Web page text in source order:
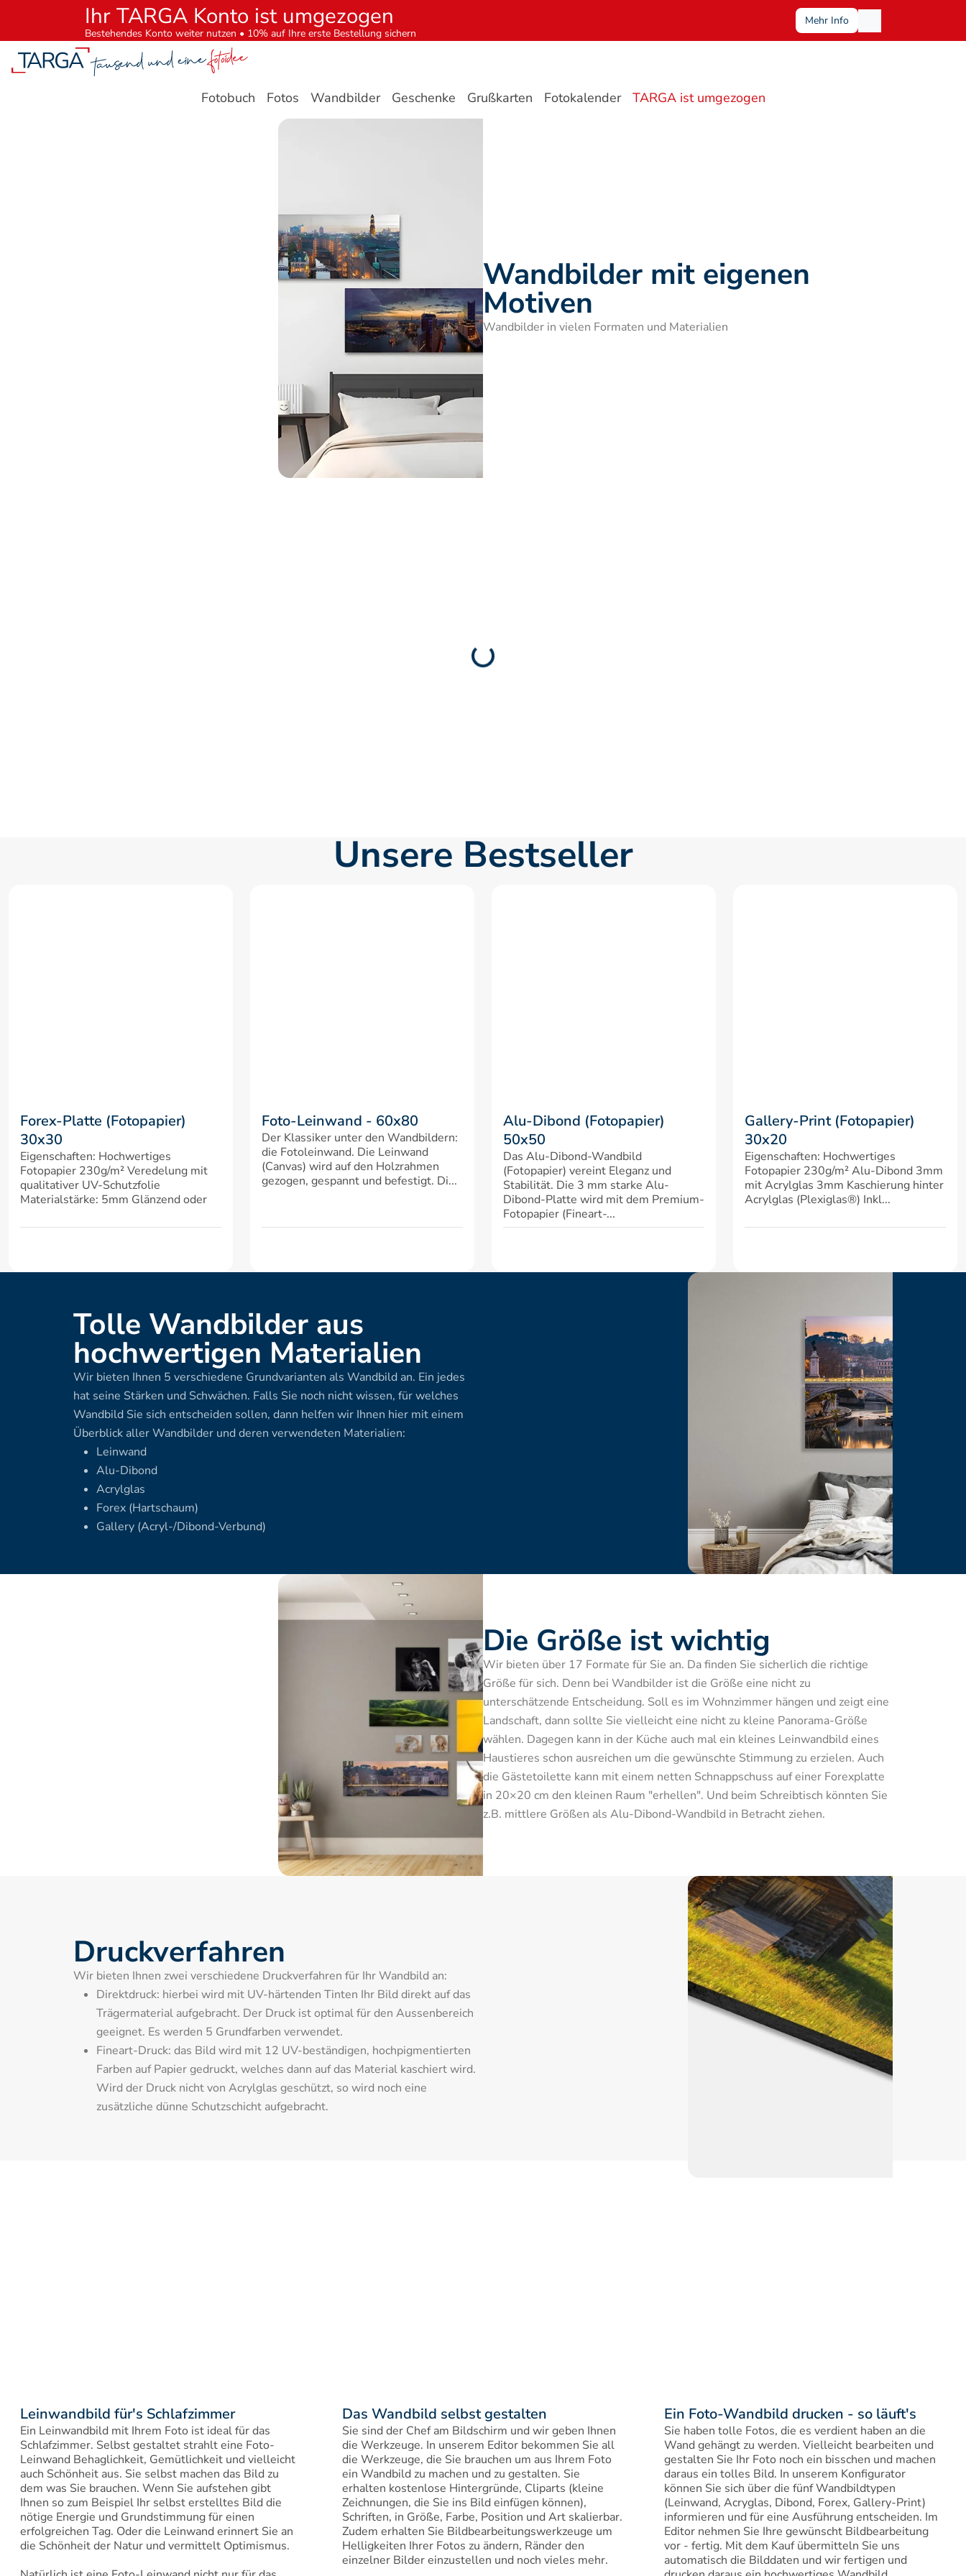
Ihr TARGA Konto ist umgezogen
Bestehendes Konto weiter nutzen • 10% auf Ihre erste Bestellung sichern
Mehr Info
Fotobuch Fotos Wandbilder Geschenke Grußkarten Fotokalender TARGA ist umgezogen
Wandbilder mit eigenen
Motiven
Wandbilder in vielen Formaten und Materialien
Unsere Bestseller
Forex-Platte (Fotopapier)
30x30
Eigenschaften: Hochwertiges
Fotopapier 230g/m² Veredelung mit
qualitativer UV-Schutzfolie
Materialstärke: 5mm Glänzend oder
Foto-Leinwand - 60x80
Der Klassiker unter den Wandbildern:
die Fotoleinwand. Die Leinwand
(Canvas) wird auf den Holzrahmen
gezogen, gespannt und befestigt. Di...
Alu-Dibond (Fotopapier)
50x50
Das Alu-Dibond-Wandbild
(Fotopapier) vereint Eleganz und
Stabilität. Die 3 mm starke Alu-
Dibond-Platte wird mit dem Premium-
Fotopapier (Fineart-...
Gallery-Print (Fotopapier)
30x20
Eigenschaften: Hochwertiges
Fotopapier 230g/m² Alu-Dibond 3mm
mit Acrylglas 3mm Kaschierung hinter
Acrylglas (Plexiglas®) Inkl...
Tolle Wandbilder aus
hochwertigen Materialien
Wir bieten Ihnen 5 verschiedene Grundvarianten als Wandbild an. Ein jedes
hat seine Stärken und Schwächen. Falls Sie noch nicht wissen, für welches
Wandbild Sie sich entscheiden sollen, dann helfen wir Ihnen hier mit einem
Überblick aller Wandbilder und deren verwendeten Materialien:
Leinwand
Alu-Dibond
Acrylglas
Forex (Hartschaum)
Gallery (Acryl-/Dibond-Verbund)
Die Größe ist wichtig
Wir bieten über 17 Formate für Sie an. Da finden Sie sicherlich die richtige
Größe für sich. Denn bei Wandbilder ist die Größe eine nicht zu
unterschätzende Entscheidung. Soll es im Wohnzimmer hängen und zeigt eine
Landschaft, dann sollte Sie vielleicht eine nicht zu kleine Panorama-Größe
wählen. Dagegen kann in der Küche auch mal ein kleines Leinwandbild eines
Haustieres schon ausreichen um die gewünschte Stimmung zu erzielen. Auch
die Gästetoilette kann mit einem netten Schnappschuss auf einer Forexplatte
in 20×20 cm den kleinen Raum "erhellen". Und beim Schreibtisch könnten Sie
z.B. mittlere Größen als Alu-Dibond-Wandbild in Betracht ziehen.
Druckverfahren
Wir bieten Ihnen zwei verschiedene Druckverfahren für Ihr Wandbild an:
Direktdruck: hierbei wird mit UV-härtenden Tinten Ihr Bild direkt auf das
Trägermaterial aufgebracht. Der Druck ist optimal für den Aussenbereich
geeignet. Es werden 5 Grundfarben verwendet.
Fineart-Druck: das Bild wird mit 12 UV-beständigen, hochpigmentierten
Farben auf Papier gedruckt, welches dann auf das Material kaschiert wird.
Wird der Druck nicht von Acrylglas geschützt, so wird noch eine
zusätzliche dünne Schutzschicht aufgebracht.
Leinwandbild für's Schlafzimmer
Ein Leinwandbild mit Ihrem Foto ist ideal für das
Schlafzimmer. Selbst gestaltet strahlt eine Foto-
Leinwand Behaglichkeit, Gemütlichkeit und vielleicht
auch Schönheit aus. Sie selbst machen das Bild zu
dem was Sie brauchen. Wenn Sie aufstehen gibt
Ihnen so zum Beispiel Ihr selbst erstelltes Bild die
nötige Energie und Grundstimmung für einen
erfolgreichen Tag. Oder die Leinwand erinnert Sie an
die Schönheit der Natur und vermittelt Optimismus.
Das Wandbild selbst gestalten
Sie sind der Chef am Bildschirm und wir geben Ihnen
die Werkzeuge. In unserem Editor bekommen Sie all
die Werkzeuge, die Sie brauchen um aus Ihrem Foto
ein Wandbild zu machen und zu gestalten. Sie
erhalten kostenlose Hintergründe, Cliparts (kleine
Zeichnungen, die Sie ins Bild einfügen können),
Schriften, in Größe, Farbe, Position und Art skalierbar.
Zudem erhalten Sie Bildbearbeitungswerkzeuge um
Helligkeiten Ihrer Fotos zu ändern, Ränder den
einzelner Bilder einzustellen und noch vieles mehr.
Ein Foto-Wandbild drucken - so läuft's
Sie haben tolle Fotos, die es verdient haben an die
Wand gehängt zu werden. Vielleicht bearbeiten und
gestalten Sie Ihr Foto noch ein bisschen und machen
daraus ein tolles Bild. In unserem Konfigurator
können Sie sich über die fünf Wandbildtypen
(Leinwand, Acryglas, Dibond, Forex, Gallery-Print)
informieren und für eine Ausführung entscheiden. Im
Editor nehmen Sie Ihre gewünscht Bildbearbeitung
vor - fertig. Mit dem Kauf übermitteln Sie uns
automatisch die Bilddaten und wir fertigen und